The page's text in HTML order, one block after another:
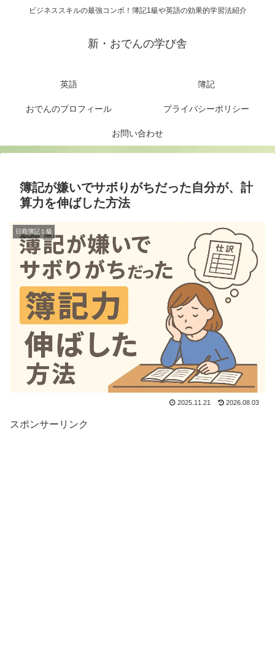
ビジネススキルの最強コンボ！簿記1級や英語の効果的学習法紹介
新・おでんの学び舎
英語 簿記
おでんのプロフィール プライバシーポリシー
お問い合わせ
簿記が嫌いでサボりがちだった自分が、計
算力を伸ばした方法
日商簿記１級
2025.11.21 2026.08.03
スポンサーリンク